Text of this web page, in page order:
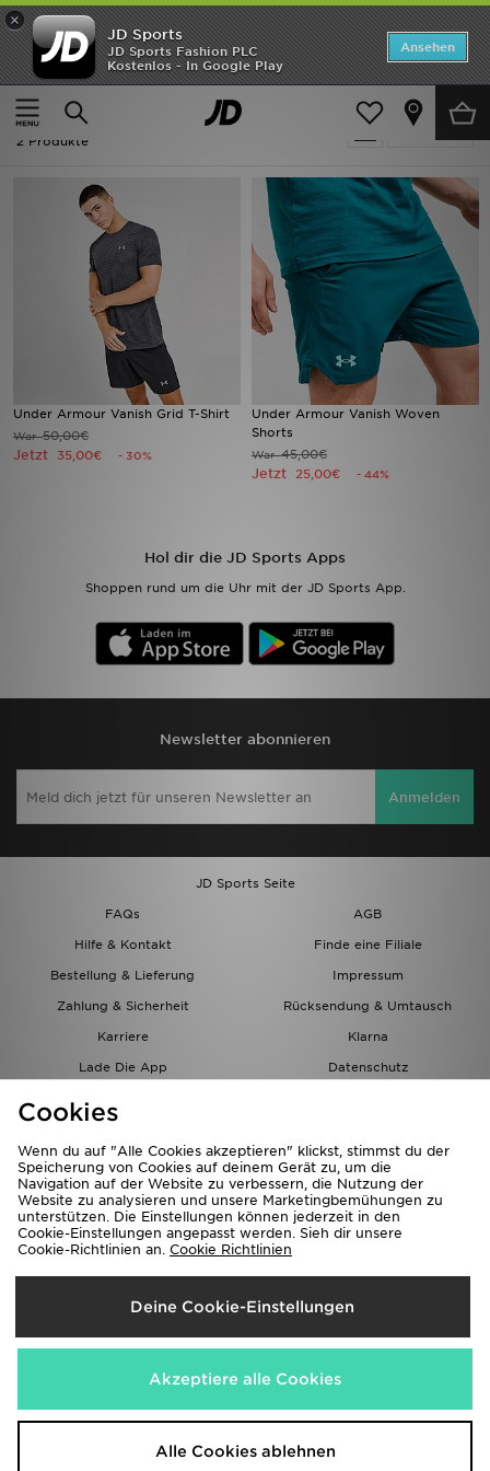
×
JD Sports
JD Sports Fashion PLC
Kostenlos - In Google Play
Ansehen
Startseite
Ausverkauf | Under Armour Vanish
verfeinern
Ausverkauf | Under Armour Vanish
2 Produkte
Under Armour Vanish Grid T-Shirt
War50,00€
Jetzt 35,00€ - 30%
Under Armour Vanish Woven
Shorts
War45,00€
Jetzt 25,00€ - 44%
Hol dir die JD Sports Apps
Shoppen rund um die Uhr mit der JD Sports App.
Newsletter abonnieren
Anmelden
JD Sports Seite
FAQs
AGB
Hilfe & Kontakt
Finde eine Filiale
Bestellung & Lieferung
Impressum
Zahlung & Sicherheit
Rücksendung & Umtausch
Karriere
Klarna
Lade Die App
Datenschutz
Lieferung Nach
Österreich
Wir akzeptieren folgende Zahlungsmethoden
Corporate Website www.jdplc.com
Startseite
ANGEBOTE
Marken
Neuheiten
JD Exklusives
Lade Die APP
Geschenkkarte
Meine Nachrichten
Trending Styles
Cookies
Wenn du auf "Alle Cookies akzeptieren" klickst, stimmst du der
Speicherung von Cookies auf deinem Gerät zu, um die
Navigation auf der Website zu verbessern, die Nutzung der
Website zu analysieren und unsere Marketingbemühungen zu
unterstützen. Die Einstellungen können jederzeit in den
Cookie-Einstellungen angepasst werden. Sieh dir unsere
Cookie-Richtlinien an. Cookie Richtlinien
Deine Cookie-Einstellungen
Akzeptiere alle Cookies
Alle Cookies ablehnen